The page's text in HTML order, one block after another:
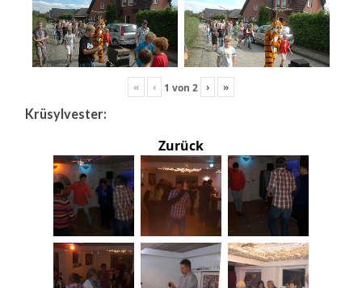
« ‹ 1 von 2 › »
Krüsylvester:
Zurück